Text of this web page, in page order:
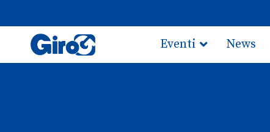
Eventi News